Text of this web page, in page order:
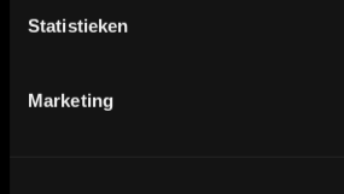
Statistieken
Marketing